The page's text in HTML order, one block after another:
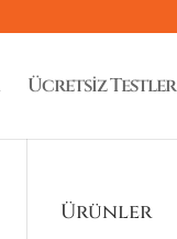
Ücretsiz Testler
Ürünler